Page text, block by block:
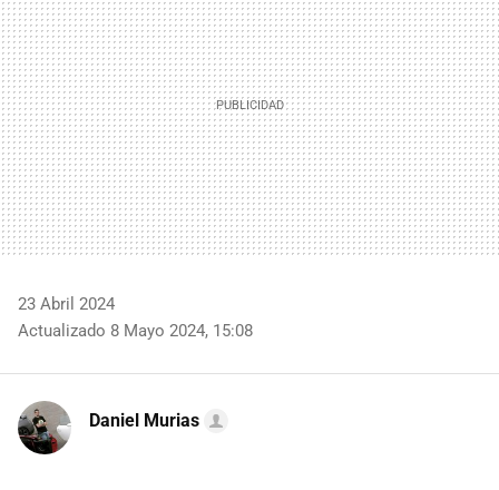
23 Abril 2024
Actualizado 8 Mayo 2024, 15:08
Daniel Murias